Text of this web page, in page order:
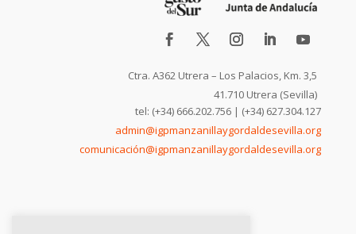
Ctra. A362 Utrera – Los Palacios, Km. 3,5
41.710 Utrera (Sevilla)
tel: (+34) 666.202.756 | (+34) 627.304.127
admin@igpmanzanillaygordaldesevilla.org
comunicación@igpmanzanillaygordaldesevilla.org